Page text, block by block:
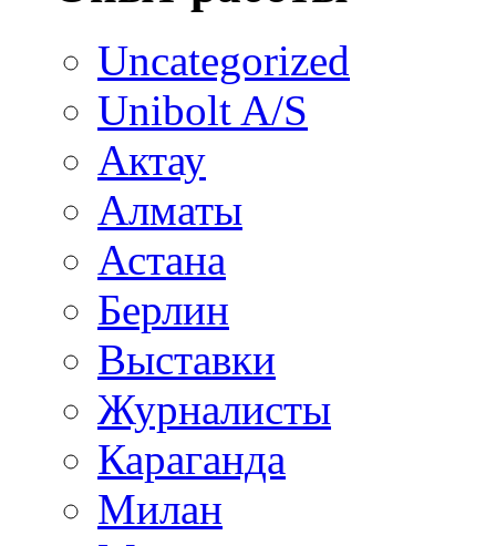
Uncategorized
Unibolt A/S
Актау
Алматы
Астана
Берлин
Выставки
Журналисты
Караганда
Милан